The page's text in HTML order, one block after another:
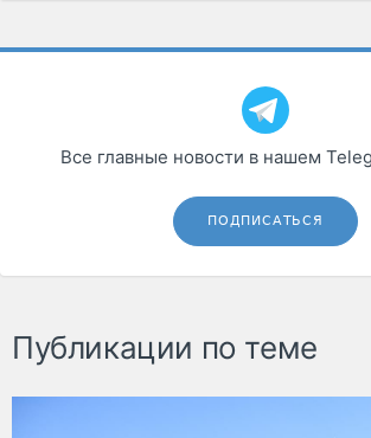
Все главные новости в нашем
ПОДПИСАТЬСЯ
Публикации по теме